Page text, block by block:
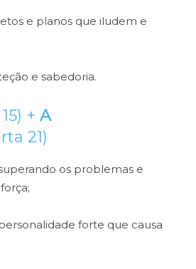
e planos que iludem e
e sabedoria.
+ A
21)
os problemas e
forte que causa